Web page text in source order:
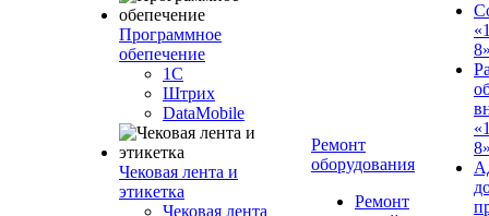
Программное
обепечение
1С
Штрих
DataMobile
Чековая лента и
этикетка
Чековая лента
Ремонт
оборудования
Ремонт